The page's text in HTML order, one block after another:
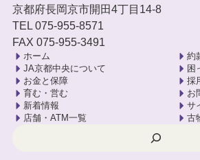
京都府長岡京市開田4丁目14-8
TEL 075-955-8571
FAX 075-955-3491
ホーム
JA京都中央について
お金と保障
育む・営む
新着情報
店舗・ATM一覧
約
困
採
お
サ
古